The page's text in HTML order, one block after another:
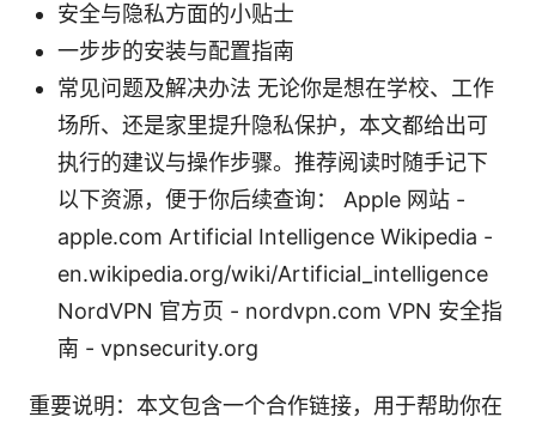
安全与隐私方面的小贴士
一步步的安装与配置指南
常见问题及解决办法 无论你是想在学校、工作
场所、还是家里提升隐私保护，本文都给出可
执行的建议与操作步骤。推荐阅读时随手记下
以下资源，便于你后续查询： Apple 网站 -
apple.com Artificial Intelligence Wikipedia -
en.wikipedia.org/wiki/Artificial_intelligence
NordVPN 官方页 - nordvpn.com VPN 安全指
南 - vpnsecurity.org
重要说明：本文包含一个合作链接，用于帮助你在